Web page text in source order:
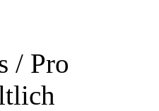
/ Pro